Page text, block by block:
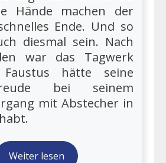
Hände machen der
Ende. Und so
diesmal sein. Nach
war das Tagwerk
Faustus hätte seine
bei seinem
mit Abstecher in
Weiter lesen